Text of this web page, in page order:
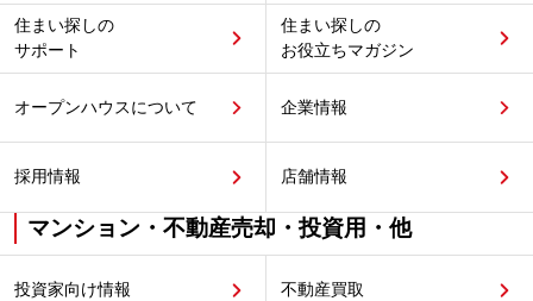
住まい探しの
サポート
住まい探しの
お役立ちマガジン
オープンハウスについて 企業情報
採用情報 店舗情報
マンション・不動産売却・投資用・他
投資家向け情報 不動産買取